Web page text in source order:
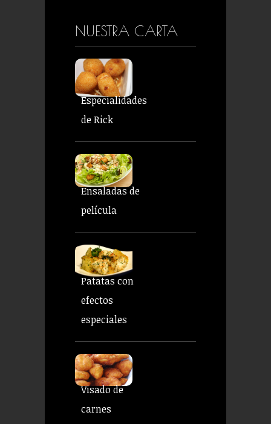
NUESTRA CARTA
Especialidades
de Rick
Ensaladas de
película
Patatas con
efectos
especiales
Visado de
carnes